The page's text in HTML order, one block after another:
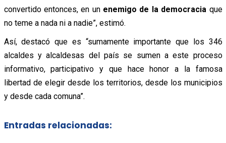
convertido entonces, en un enemigo de la democracia que
no teme a nada ni a nadie”, estimó.
Así, destacó que es “sumamente importante que los 346
alcaldes y alcaldesas del país se sumen a este proceso
informativo, participativo y que hace honor a la famosa
libertad de elegir desde los territorios, desde los municipios
y desde cada comuna”.
Entradas relacionadas: